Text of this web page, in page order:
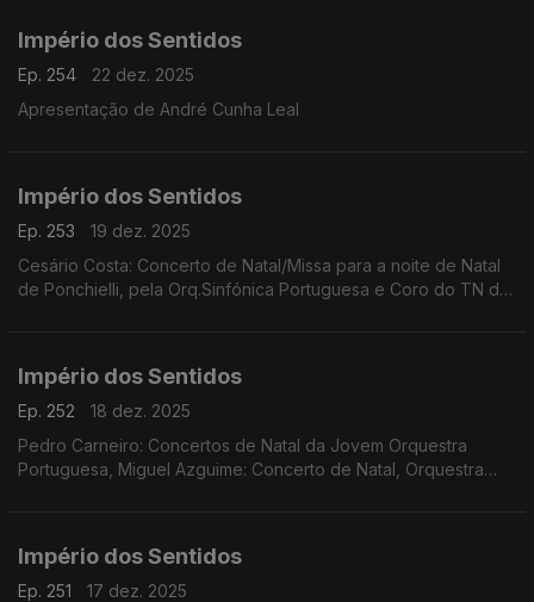
Império dos Sentidos
Ep. 254
22 dez. 2025
Apresentação de André Cunha Leal
Império dos Sentidos
Ep. 253
19 dez. 2025
Cesário Costa: Concerto de Natal/Missa para a noite de Natal
de Ponchielli, pela Orq.Sinfónica Portuguesa e Coro do TN de
Império dos Sentidos
Ep. 252
18 dez. 2025
Pedro Carneiro: Concertos de Natal da Jovem Orquestra
Portuguesa, Miguel Azguime: Concerto de Natal, Orquestra
Império dos Sentidos
Ep. 251
17 dez. 2025